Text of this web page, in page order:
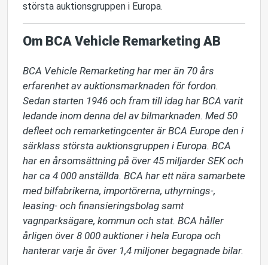
största auktionsgruppen i Europa.
Om BCA Vehicle Remarketing AB
BCA Vehicle Remarketing har mer än 70 års
erfarenhet av auktionsmarknaden för fordon.
Sedan starten 1946 och fram till idag har BCA varit
ledande inom denna del av bilmarknaden. Med 50
defleet och remarketingcenter är BCA Europe den i
särklass största auktionsgruppen i Europa. BCA
har en årsomsättning på över 45 miljarder SEK och
har ca 4 000 anställda. BCA har ett nära samarbete
med bilfabrikerna, importörerna, uthyrnings-,
leasing- och finansieringsbolag samt
vagnparksägare, kommun och stat. BCA håller
årligen över 8 000 auktioner i hela Europa och
hanterar varje år över 1,4 miljoner begagnade bilar.